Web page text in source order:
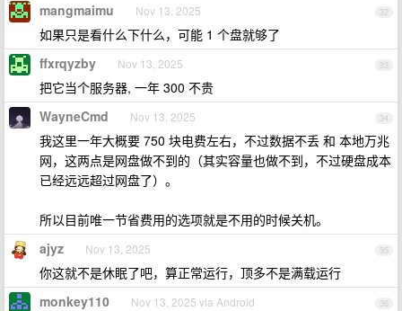
32
mangmaimu Nov 13, 2025
如果只是看什么下什么，可能 1 个盘就够了
33
ffxrqyzby Nov 13, 2025
把它当个服务器, 一年 300 不贵
34
WayneCmd Nov 13, 2025
我这里一年大概要 750 块电费左右，不过数据不丢 和 本地万兆
网，这两点是网盘做不到的（其实容量也做不到，不过硬盘成本
已经远远超过网盘了）。
所以目前唯一节省费用的选项就是不用的时候关机。
35
ajyz Nov 13, 2025
你这就不是休眠了吧，算正常运行，顶多不是满载运行
36
monkey110 Nov 13, 2025 via Android